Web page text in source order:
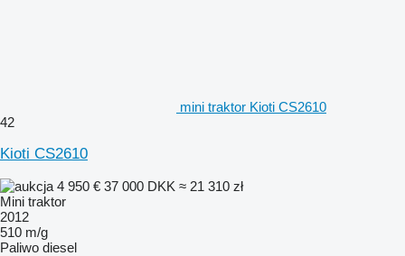
mini traktor Kioti CS2610
42
Kioti CS2610
4 950 € 37 000 DKK ≈ 21 310 zł
Mini traktor
2012
510 m/g
Paliwo diesel